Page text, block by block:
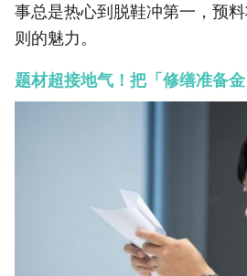
事总是热心到脱鞋冲第一，预
则的魅力。
题材超接地气！把「修缮准备